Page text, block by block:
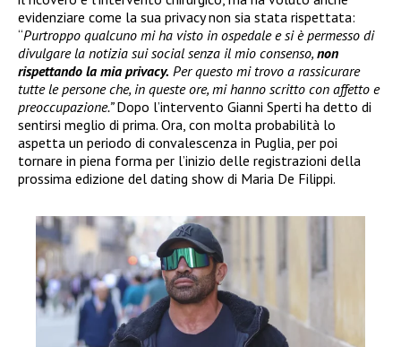
evidenziare come la sua privacy non sia stata rispettata:
“Purtroppo qualcuno mi ha visto in ospedale e si è permesso di
divulgare la notizia sui social senza il mio consenso, non
rispettando la mia privacy. Per questo mi trovo a rassicurare
tutte le persone che, in queste ore, mi hanno scritto con affetto e
preoccupazione.”Dopo l’intervento Gianni Sperti ha detto di
sentirsi meglio di prima. Ora, con molta probabilità lo
aspetta un periodo di convalescenza in Puglia, per poi
tornare in piena forma per l’inizio delle registrazioni della
prossima edizione del dating show di Maria De Filippi.